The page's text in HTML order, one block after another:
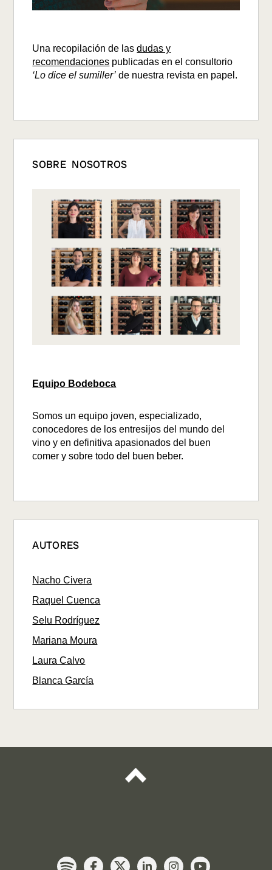
Una recopilación de lasdudas y
recomendaciones publicadas en el consultorio
‘Lo dice el sumiller’ de nuestra revista en papel.
SOBRE NOSOTROS
Equipo Bodeboca
Somos un equipo joven, especializado,
conocedores de los entresijos del mundo del
vino y en definitiva apasionados del buen
comer y sobre todo del buen beber.
AUTORES
Nacho Civera
Raquel Cuenca
Selu Rodríguez
Mariana Moura
Laura Calvo
Blanca García